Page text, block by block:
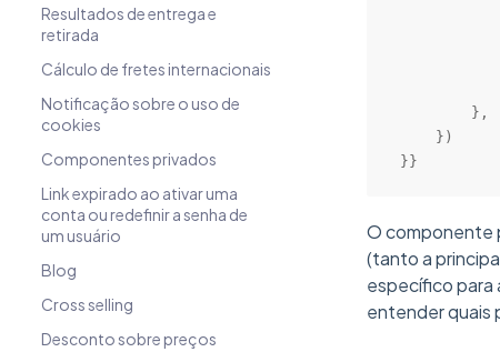
Resultados de entrega e
retirada
Cálculo de fretes internacionais
Notificação sobre o uso de
cookies
Componentes privados
Link expirado ao ativar uma
conta ou redefinir a senha de
um usuário
Blog
Cross selling
Desconto sobre preços
        },
    })
}}
O componente
(tanto a
específico para
entender quais